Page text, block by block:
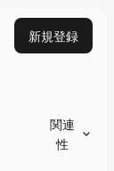
新規登録
関連
性